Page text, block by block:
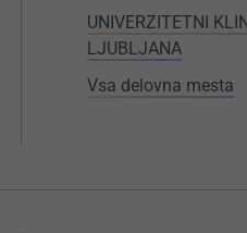
UNIVERZITETNI
LJUBLJANA
Vsa delovna mesta